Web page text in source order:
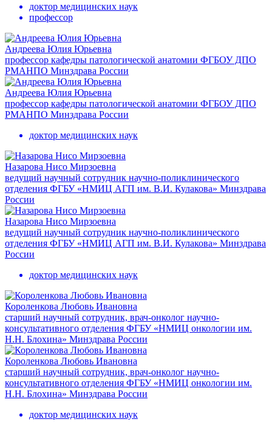
доктор медицинских наук
профессор
Андреева Юлия Юрьевна
профессор кафедры патологической анатомии ФГБОУ ДПО
РМАНПО Минздрава России
Андреева Юлия Юрьевна
профессор кафедры патологической анатомии ФГБОУ ДПО
РМАНПО Минздрава России
доктор медицинских наук
Назарова Нисо Мирзоевна
ведущий научный сотрудник научно-поликлинического
отделения ФГБУ «НМИЦ АГП им. В.И. Кулакова» Минздрава
России
Назарова Нисо Мирзоевна
ведущий научный сотрудник научно-поликлинического
отделения ФГБУ «НМИЦ АГП им. В.И. Кулакова» Минздрава
России
доктор медицинских наук
Короленкова Любовь Ивановна
старший научный сотрудник, врач-онколог научно-
консультативного отделения ФГБУ «НМИЦ онкологии им.
Н.Н. Блохина» Минздрава России
Короленкова Любовь Ивановна
старший научный сотрудник, врач-онколог научно-
консультативного отделения ФГБУ «НМИЦ онкологии им.
Н.Н. Блохина» Минздрава России
доктор медицинских наук